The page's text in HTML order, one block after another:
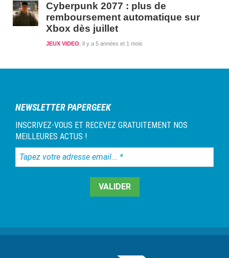
Cyberpunk 2077 : plus de
remboursement automatique sur
Xbox dès juillet
Il y a 5 années et 1 mois
JEUX VIDEO
NEWSLETTER PAPERGEEK
INSCRIVEZ-VOUS ET RECEVEZ GRATUITEMENT NOS
MEILLEURES ACTUS !
Tapez
votre